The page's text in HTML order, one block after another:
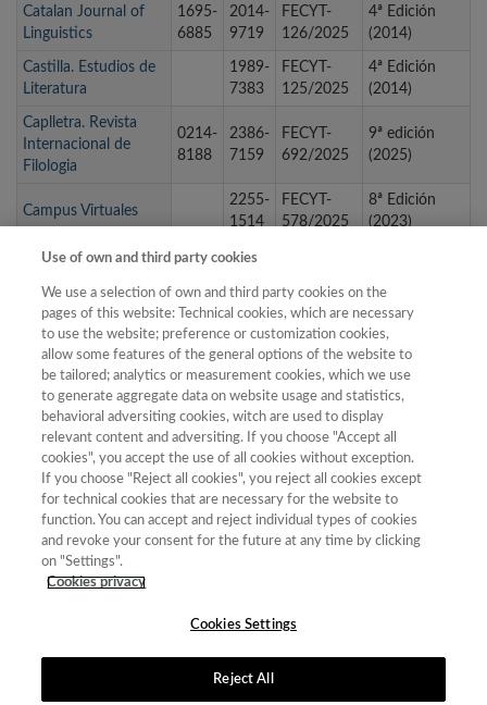
Catalan Journal of
Linguistics
1695-
6885
2014-
9719
FECYT-
126/2025
4ª Edición
(2014)
Castilla. Estudios de
Literatura
1989-
7383
FECYT-
125/2025
4ª Edición
(2014)
Caplletra. Revista
Internacional de
Filologia
0214-
8188
2386-
7159
FECYT-
692/2025
9ª edición
(2025)
Campus Virtuales
2255-
1514
FECYT-
578/2025
8ª Edición
(2023)
BSAA arte
2530-
Brumal. Revista de
Investigación sobre
lo Fantástico
2014-
FECYT-
6ª Edición
(2019)
BRAC. BARCELONA,
INVESTIGACIÓN,
ARTE, CREACIÓN
2014-
8992
FECYT-
441/2025
7ª Edición
(2021)
« primera … 16 17 19
21 22 23 24 siguiente › última »
Use of own and third party cookies
We use a selection of own and third party cookies on the
pages of this website: Technical cookies, which are necessary
to use the website; preference or customization cookies,
allow some features of the general options of the website to
be tailored; analytics or measurement cookies, which we use
to generate aggregate data on website usage and statistics,
behavioral adversiting cookies, witch are used to display
relevant content and adversiting. If you choose "Accept all
cookies", you accept the use of all cookies without exception.
If you choose "Reject all cookies", you reject all cookies except
for technical cookies that are necessary for the website to
function. You can accept and reject individual types of cookies
and revoke your consent for the future at any time by clicking
on "Settings".
Cookies privacy
Cookies Settings
Reject All